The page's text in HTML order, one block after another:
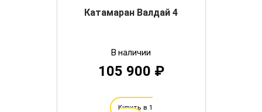
Катамаран Валдай 4
В наличии
105 900 ₽
Купить в 1